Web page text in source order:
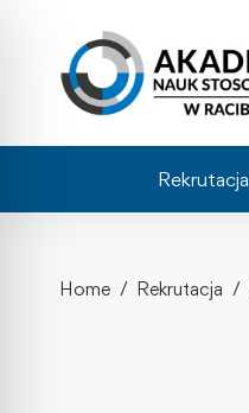
Rekrutacja
Home Rekrutacja